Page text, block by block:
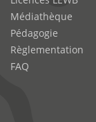
Médiathèque
Pédagogie
Règlementation
FAQ